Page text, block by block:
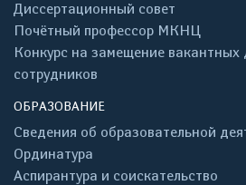
Диссертационный совет
Почётный профессор МКНЦ
Конкурс на замещение
сотрудников
ОБРАЗОВАНИЕ
Сведения об образовательной
Ординатура
Аспирантура и соискательство